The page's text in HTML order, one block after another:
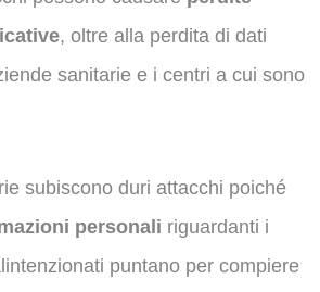
, oltre alla perdita di dati
sanitarie e i centri a cui sono
subiscono duri attacchi poiché
personali riguardanti i
puntano per compiere